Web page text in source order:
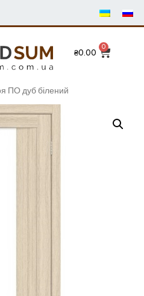
₴0.00
ПО дуб білений